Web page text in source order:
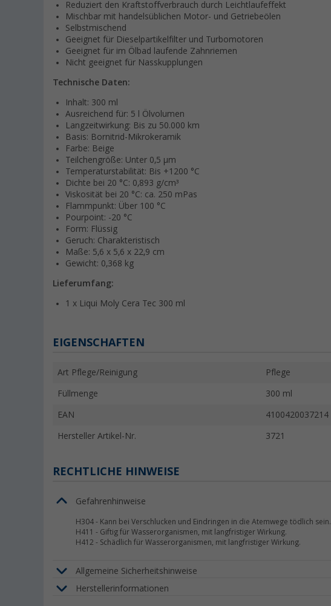
Reduziert den Kraftstoffverbrauch durch Leichtlaufeffekt
Mischbar mit handelsüblichen Motor- und Getriebeölen
Selbstmischend
Geeignet für Dieselpartikelfilter und Turbomotoren
Geeignet für im Ölbad laufende Zahnriemen
Nicht geeignet für Nasskupplungen
Technische Daten:
Inhalt: 300 ml
Ausreichend für: 5 l Ölvolumen
Langzeitwirkung: Bis zu 50.000 km
Basis: Bornitrid-Mikrokeramik
Farbe: Beige
Teilchengröße: Unter 0,5 µm
Temperaturstabilität: Bis +1200 °C
Dichte bei 20 °C: 0,893 g/cm³
Viskosität bei 20 °C: ca. 250 mPas
Flammpunkt: Über 100 °C
Pourpoint: -20 °C
Form: Flüssig
Geruch: Charakteristisch
Maße: 5,6 x 5,6 x 22,9 cm
Gewicht: 0,368 kg
Lieferumfang:
1 x Liqui Moly Cera Tec 300 ml
EIGENSCHAFTEN
Art Pflege/Reinigung Pflege
Füllmenge 300 ml
EAN 4100420037214
Hersteller Artikel-Nr. 3721
RECHTLICHE HINWEISE
Gefahrenhinweise
H304 - Kann bei Verschlucken und Eindringen in die Atemwege tödlich sein.
H411 - Giftig für Wasserorganismen, mit langfristiger Wirkung.
H412 - Schädlich für Wasserorganismen, mit langfristiger Wirkung.
Allgemeine Sicherheitshinweise
Herstellerinformationen